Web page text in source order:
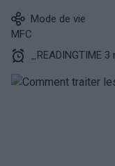
Mode de vie
MFC
_READINGTIME 3